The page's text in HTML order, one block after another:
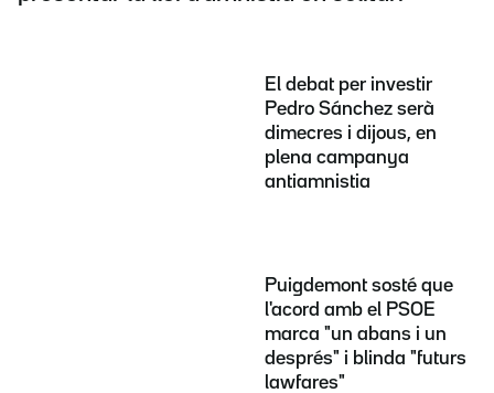
El debat per investir
Pedro Sánchez serà
dimecres i dijous, en
plena campanya
antiamnistia
Puigdemont sosté que
l'acord amb el PSOE
marca "un abans i un
després" i blinda "futurs
lawfares"